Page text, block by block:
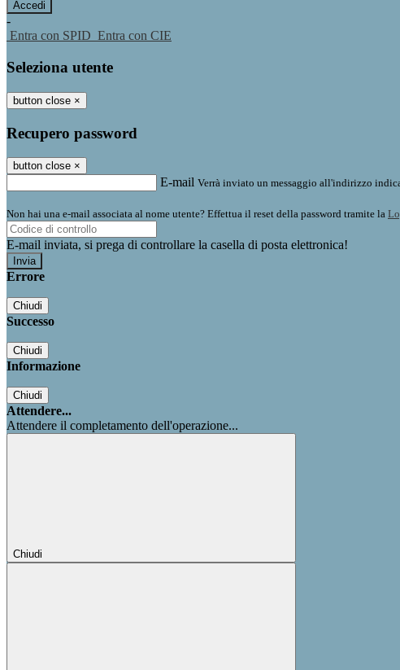
-
Entra con SPID Entra con CIE
Seleziona utente
button close ×
Recupero password
button close ×
E-mail Verrà inviato un messaggio all'indirizzo
Non hai una e-mail associata al nome utente? Effettua il reset della password tramite la
E-mail inviata, si prega di controllare la casella di posta elettronica!
Errore
Chiudi
Successo
Chiudi
Informazione
Chiudi
Attendere...
Attendere il completamento dell'operazione...
Chiudi